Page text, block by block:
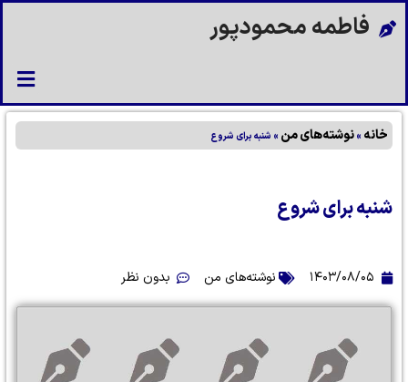
فاطمه محمودپور
خانه » نوشته‌های من » شنبه برای شروع
شنبه برای شروع
۱۴۰۳/۰۸/۰۵ نوشته‌های من بدون نظر